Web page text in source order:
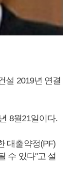
설 2019년 연결
8월21일이다.
대출약정(PF)
수 있다"고 설